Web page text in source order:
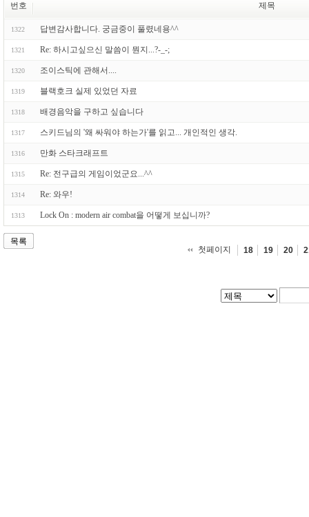
번호 제목
1322 답변감사합니다. 궁금중이 풀렸네용^^
1321 Re: 하시고싶으신 말씀이 뭔지...?-_-;
1320 조이스틱에 관해서....
1319 블랙호크 실제 있었던 자료
1318 배경음악을 구하고 싶습니다
1317 스키드님의 '왜 싸워야 하는가'를 읽고... 개인적인 생각.
1316 만화 스타크래프트
1315 Re: 전구급의 게임이었군요...^^
1314 Re: 와우!
1313 Lock On : modern air combat을 어떻게 보십니까?
목록
첫페이지
18 19 20